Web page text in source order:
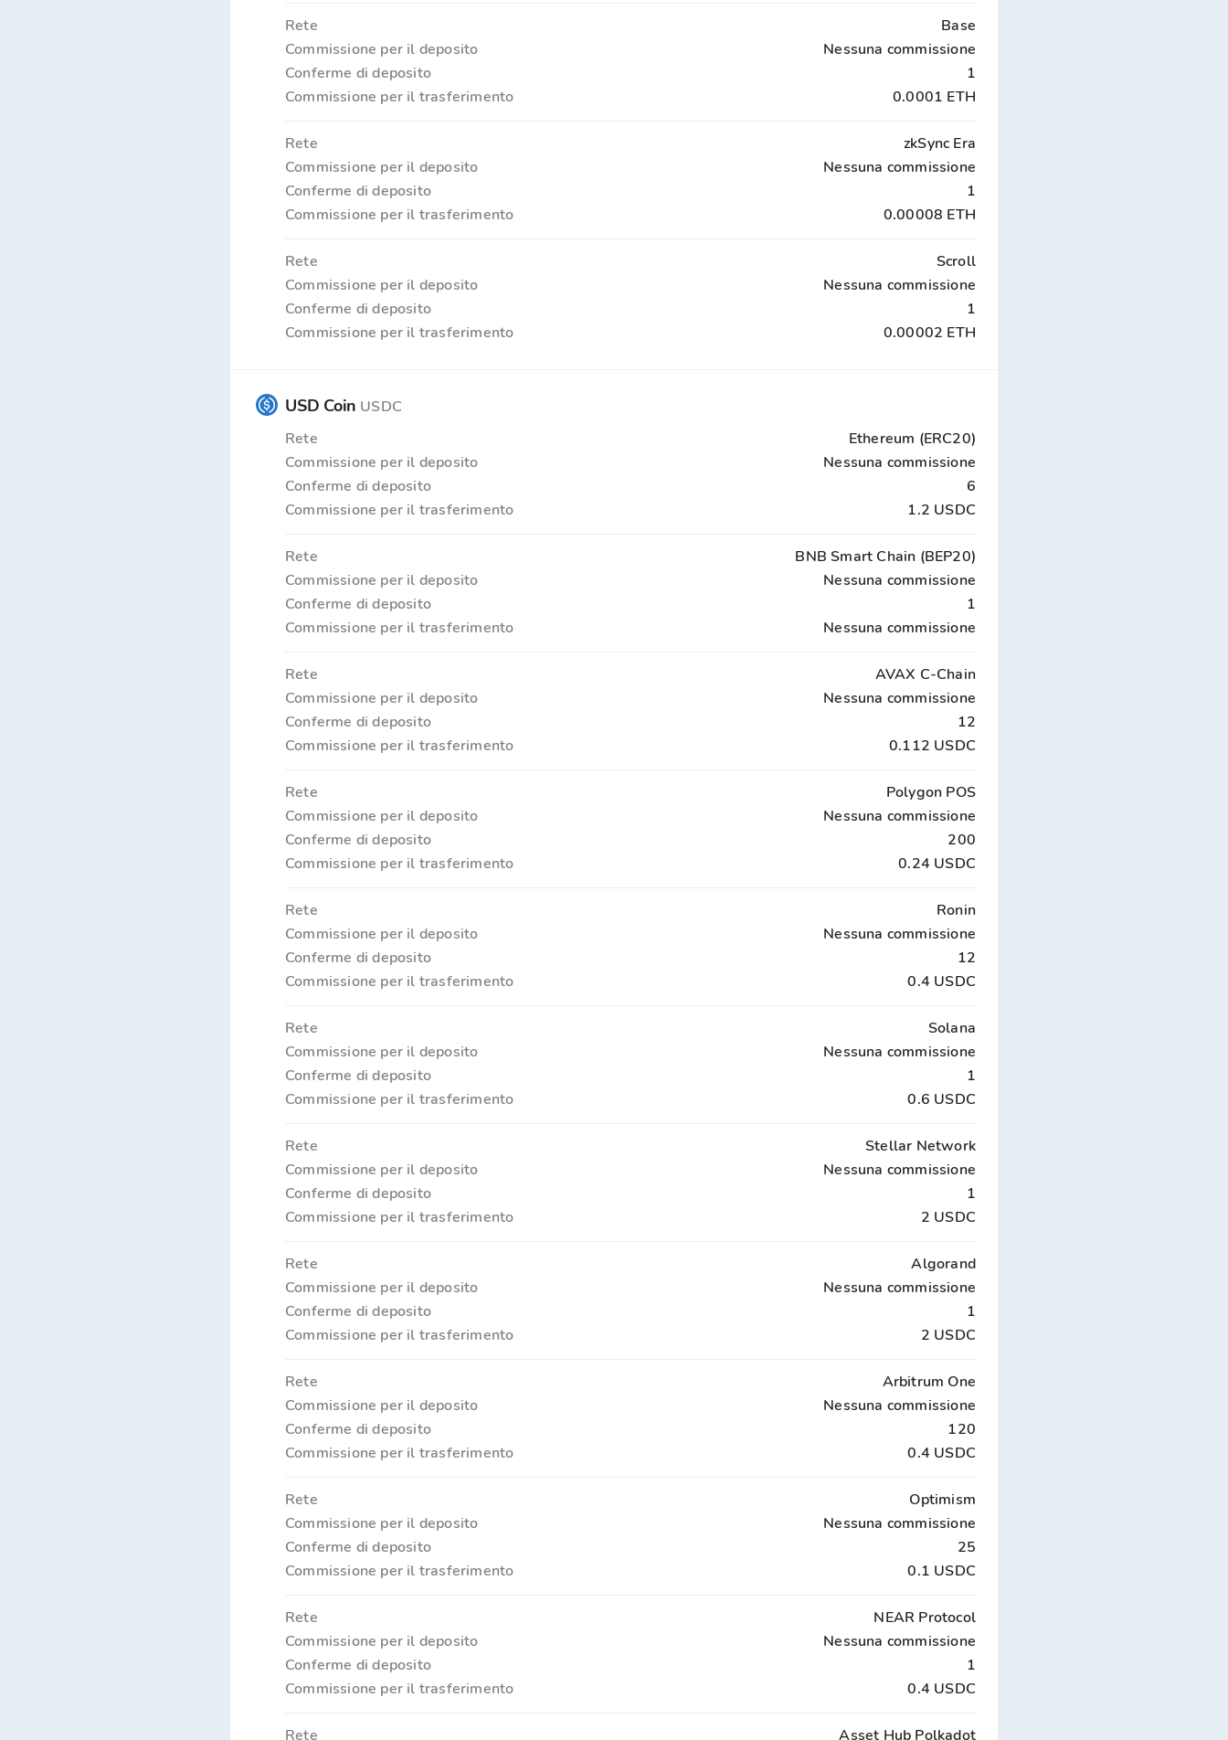
Rete
Base
Commissione per il deposito
Nessuna commissione
Conferme di deposito
1
Commissione per il trasferimento
0.0001 ETH
Rete
zkSync Era
Commissione per il deposito
Nessuna commissione
Conferme di deposito
1
Commissione per il trasferimento
0.00008 ETH
Rete
Scroll
Commissione per il deposito
Nessuna commissione
Conferme di deposito
1
Commissione per il trasferimento
0.00002 ETH
USD Coin USDC
Rete
Ethereum (ERC20)
Commissione per il deposito
Nessuna commissione
Conferme di deposito
6
Commissione per il trasferimento
1.2 USDC
Rete
BNB Smart Chain (BEP20)
Commissione per il deposito
Nessuna commissione
Conferme di deposito
1
Commissione per il trasferimento
Nessuna commissione
Rete
AVAX C-Chain
Commissione per il deposito
Nessuna commissione
Conferme di deposito
12
Commissione per il trasferimento
0.112 USDC
Rete
Polygon POS
Commissione per il deposito
Nessuna commissione
Conferme di deposito
200
Commissione per il trasferimento
0.24 USDC
Rete
Ronin
Commissione per il deposito
Nessuna commissione
Conferme di deposito
12
Commissione per il trasferimento
0.4 USDC
Rete
Solana
Commissione per il deposito
Nessuna commissione
Conferme di deposito
1
Commissione per il trasferimento
0.6 USDC
Rete
Stellar Network
Commissione per il deposito
Nessuna commissione
Conferme di deposito
1
Commissione per il trasferimento
2 USDC
Rete
Algorand
Commissione per il deposito
Nessuna commissione
Conferme di deposito
1
Commissione per il trasferimento
2 USDC
Rete
Arbitrum One
Commissione per il deposito
Nessuna commissione
Conferme di deposito
120
Commissione per il trasferimento
0.4 USDC
Rete
Optimism
Commissione per il deposito
Nessuna commissione
Conferme di deposito
25
Commissione per il trasferimento
0.1 USDC
Rete
NEAR Protocol
Commissione per il deposito
Nessuna commissione
Conferme di deposito
1
Commissione per il trasferimento
0.4 USDC
Rete Asset Hub Polkadot